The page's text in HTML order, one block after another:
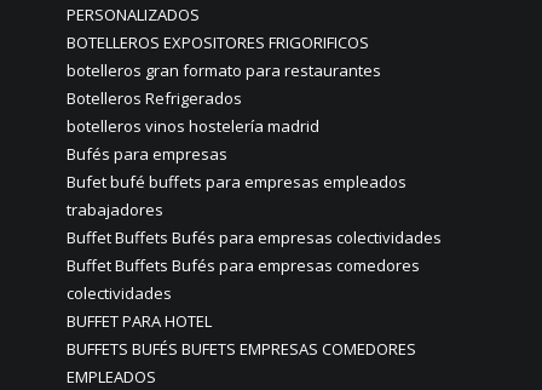
PERSONALIZADOS
BOTELLEROS EXPOSITORES FRIGORIFICOS
botelleros gran formato para restaurantes
Botelleros Refrigerados
botelleros vinos hostelería madrid
Bufés para empresas
Bufet bufé buffets para empresas empleados
trabajadores
Buffet Buffets Bufés para empresas colectividades
Buffet Buffets Bufés para empresas comedores
colectividades
BUFFET PARA HOTEL
BUFFETS BUFÉS BUFETS EMPRESAS COMEDORES
EMPLEADOS